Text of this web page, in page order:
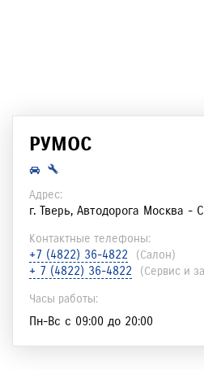
РУМОС
Адрес:
г. Тверь, Автодорога Москва -
Контактные телефоны:
+7 (4822) 36-4822 (салон)
+ 7 (4822) 36-4822
(сервис и
Часы работы:
Пн-Вс с 09:00 до 20:00